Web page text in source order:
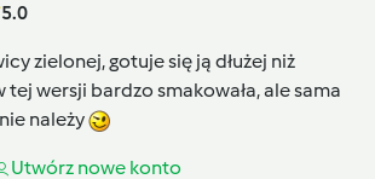
5.0
zielonej, gotuje się ją dłużej niż
tej wersji bardzo smakowała, ale sama
należy
Utwórz nowe konto